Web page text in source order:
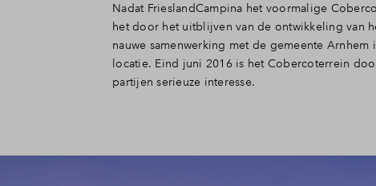
Nadat FrieslandCampina het voormalige
het door het uitblijven van de ontwikkeling van
nauwe samenwerking met de gemeente
locatie. Eind juni 2016 is het Cobercoterrein
partijen serieuze interesse.